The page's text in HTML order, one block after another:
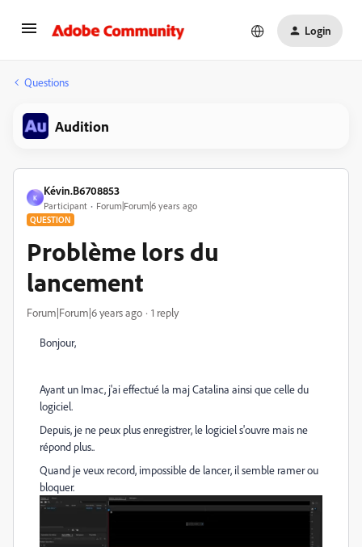
Login
Questions
Audition
K
Kévin.B6708853
Participant Forum|Forum|6 years ago
QUESTION
Problème lors du
lancement
Forum|Forum|6 years ago 1 reply
Bonjour,
Ayant un Imac, j'ai effectué la maj Catalina ainsi que celle du
logiciel.
Depuis, je ne peux plus enregistrer, le logiciel s'ouvre mais ne
répond plus..
Quand je veux record, impossible de lancer, il semble ramer ou
bloquer.